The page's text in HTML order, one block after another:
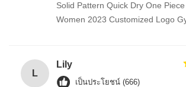
Solid Pattern Quick Dry One
Women 2023 Customized Logo
L
Lily
เป็นประโยชน์ (666)